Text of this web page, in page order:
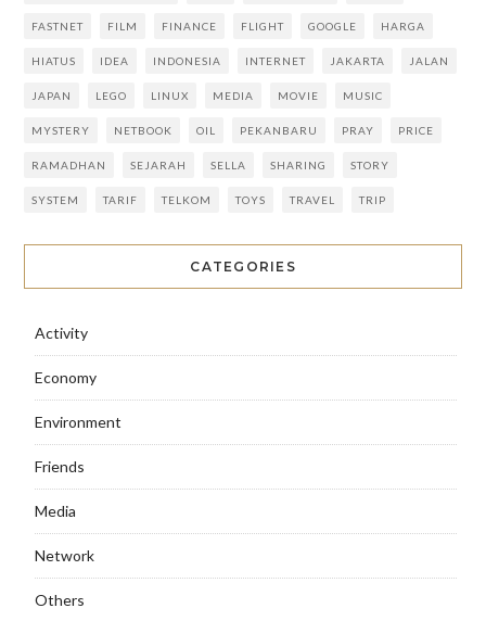
FASTNET FILM FINANCE FLIGHT GOOGLE HARGA
HIATUS IDEA INDONESIA INTERNET JAKARTA JALAN
JAPAN LEGO LINUX MEDIA MOVIE MUSIC
MYSTERY NETBOOK OIL PEKANBARU PRAY PRICE
RAMADHAN SEJARAH SELLA SHARING STORY
SYSTEM TARIF TELKOM TOYS TRAVEL TRIP
CATEGORIES
Activity
Economy
Environment
Friends
Media
Network
Others